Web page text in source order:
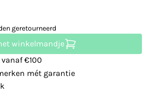
geretourneerd
winkelmandje
€100
mét garantie